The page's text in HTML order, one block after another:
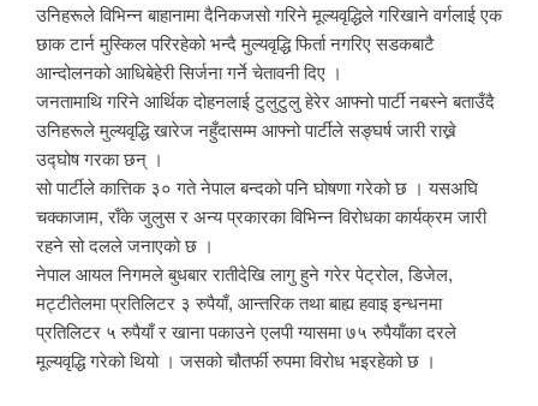
उनिहरूले विभिन्न बाहानामा दैनिकजसो गरिने मूल्यवृद्धिले गरिखाने वर्गलाई एक
छाक टार्न मुस्किल परिरहेको भन्दै मुल्यवृद्धि फिर्ता नगरिए सडकबाटै
आन्दोलनको आधिबेहेरी सिर्जना गर्ने चेतावनी दिए ।
जनतामाथि गरिने आर्थिक दोहनलाई टुलुटुलु हेरेर आफ्नो पार्टी नबस्ने बताउँदै
उनिहरूले मुल्यवृद्धि खारेज नहुँदासम्म आफ्नो पार्टीले सङ्घर्ष जारी राख्ने
उद्घोष गरका छन् ।
सो पार्टीले कात्तिक ३० गते नेपाल बन्दको पनि घोषणा गरेको छ । यसअघि
चक्काजाम, राँके जुलुस र अन्य प्रकारका विभिन्न विरोधका कार्यक्रम जारी
रहने सो दलले जनाएको छ ।
नेपाल आयल निगमले बुधबार रातीदेखि लागु हुने गरेर पेट्रोल, डिजेल,
मट्टीतेलमा प्रतिलिटर ३ रुपैयाँ, आन्तरिक तथा बाह्य हवाइ इन्धनमा
प्रतिलिटर ५ रुपैयाँ र खाना पकाउने एलपी ग्यासमा ७५ रुपैयाँका दरले
मूल्यवृद्धि गरेको थियो । जसको चौतर्फी रुपमा विरोध भइरहेको छ ।